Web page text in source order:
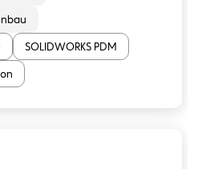
SOLIDWORKS PDM